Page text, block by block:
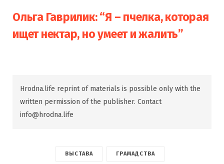
Ольга Гаврилик: “Я – пчелка, которая
ищет нектар, но умеет и жалить”
Hrodna.life reprint of materials is possible only with the
written permission of the publisher. Contact
info@hrodna.life
ВЫСТАВА ГРАМАДСТВА